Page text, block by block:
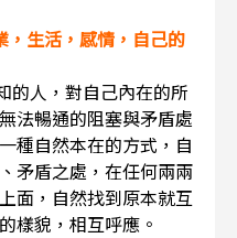
，生活，感情，自己的
人，對自己內在的所
法暢通的阻塞與矛盾處
種自然本在的方式，自
矛盾之處，在任何兩兩
面，自然找到原本就互
樣貌，相互呼應。